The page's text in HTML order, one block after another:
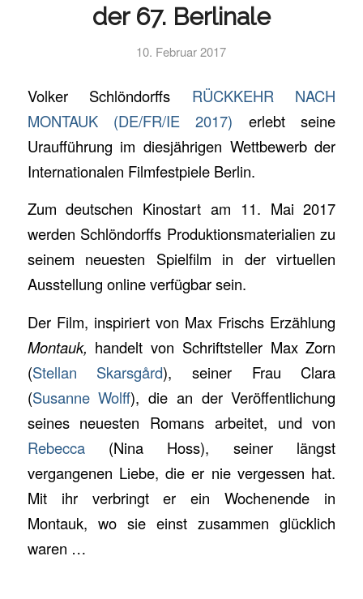
der 67. Berlinale
10. Februar 2017
Volker Schlöndorffs RÜCKKEHR NACH
MONTAUK (DE/FR/IE 2017) erlebt seine
Uraufführung im diesjährigen Wettbewerb der
Internationalen Filmfestpiele Berlin.
Zum deutschen Kinostart am 11. Mai 2017
werden Schlöndorffs Produktionsmaterialien zu
seinem neuesten Spielfilm in der virtuellen
Ausstellung online verfügbar sein.
Der Film, inspiriert von Max Frischs Erzählung
Montauk, handelt von Schriftsteller Max Zorn
(Stellan Skarsgård), seiner Frau Clara
(Susanne Wolff), die an der Veröffentlichung
seines neuesten Romans arbeitet, und von
Rebecca(Nina Hoss), seiner längst
vergangenen Liebe, die er nie vergessen hat.
Mit ihr verbringt er ein Wochenende in
Montauk, wo sie einst zusammen glücklich
waren …